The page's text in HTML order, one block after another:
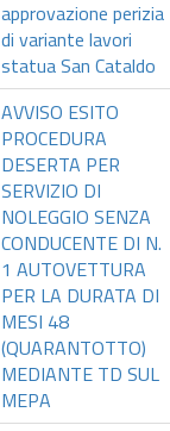
approvazione perizia
di variante lavori
statua San Cataldo
AVVISO ESITO
PROCEDURA
DESERTA PER
SERVIZIO DI
NOLEGGIO SENZA
CONDUCENTE DI N.
1 AUTOVETTURA
PER LA DURATA DI
MESI 48
(QUARANTOTTO)
MEDIANTE TD SUL
MEPA